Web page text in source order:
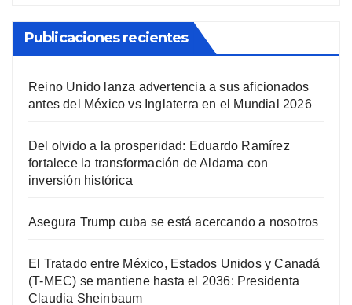
Publicaciones recientes
Reino Unido lanza advertencia a sus aficionados
antes del México vs Inglaterra en el Mundial 2026
Del olvido a la prosperidad: Eduardo Ramírez
fortalece la transformación de Aldama con
inversión histórica
Asegura Trump cuba se está acercando a nosotros
El Tratado entre México, Estados Unidos y Canadá
(T-MEC) se mantiene hasta el 2036: Presidenta
Claudia Sheinbaum